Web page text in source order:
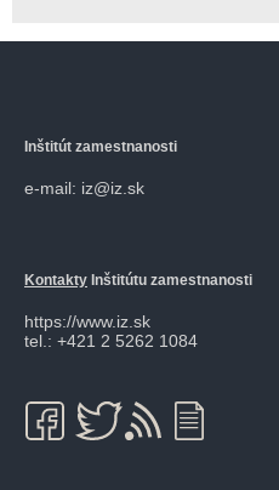
Inštitút zamestnanosti
e-mail: iz@iz.sk
Kontakty Inštitútu zamestnanosti
https://www.iz.sk
tel.: +421 2 5262 1084